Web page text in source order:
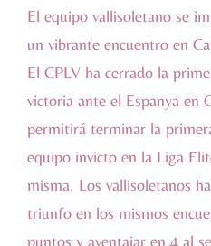
El equipo vallisoletano se
un vibrante encuentro en
El CPLV ha cerrado la
victoria ante el Espanya en
permitirá terminar la
equipo invicto en la Liga
misma. Los vallisoletanos
triunfo en los mismos
puntos y aventajar en 4 al